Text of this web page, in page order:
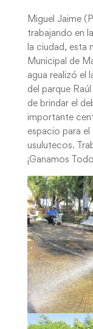
Miguel Jaime
trabajando en
la ciudad, esta
Municipal de
agua realizó el
del parque
de brindar el
importante
espacio para
usulutecos.
¡Ganamos